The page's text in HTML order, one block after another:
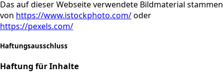
Das auf dieser Webseite verwendete Bildmaterial stammen
von https://www.istockphoto.com/oder
https://pexels.com/
Haftungsausschluss
Haftung für Inhalte